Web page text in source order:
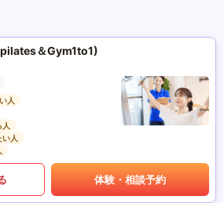
＆Gym1to1)
人
人
い人
体験・相談予約